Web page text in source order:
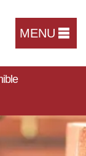
MENU